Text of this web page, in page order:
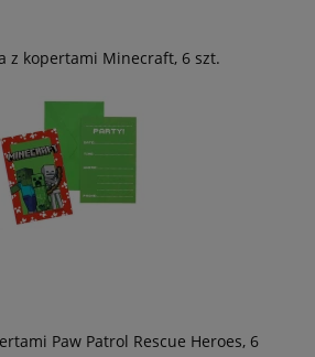
z kopertami Minecraft, 6 szt.
Paw Patrol Rescue Heroes, 6